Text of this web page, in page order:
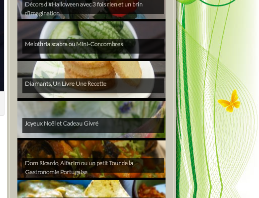
Décors d’#Halloween avec 3 fois rien et un brin
d’imagination
Melothria scabra ou Mini-Concombres
Diamants, Un Livre Une Recette
Joyeux Noël et Cadeau Givré
Dom Ricardo, Alfarim ou un petit Tour de la
Gastronomie Portugaise